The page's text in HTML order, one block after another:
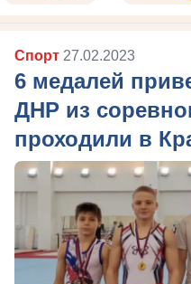
Спорт 27.02.2023
6 медалей
ДНР из
проходили в